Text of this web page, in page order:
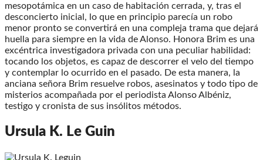
mesopotámica en un caso de habitación cerrada, y, tras el
desconcierto inicial, lo que en principio parecía un robo
menor pronto se convertirá en una compleja trama que dejará
huella para siempre en la vida de Alonso. Honora Brim es una
excéntrica investigadora privada con una peculiar habilidad:
tocando los objetos, es capaz de descorrer el velo del tiempo
y contemplar lo ocurrido en el pasado. De esta manera, la
anciana señora Brim resuelve robos, asesinatos y todo tipo de
misterios acompañada por el periodista Alonso Albéniz,
testigo y cronista de sus insólitos métodos.
Ursula K. Le Guin